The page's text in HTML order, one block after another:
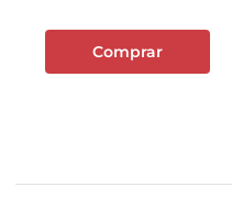
Comprar